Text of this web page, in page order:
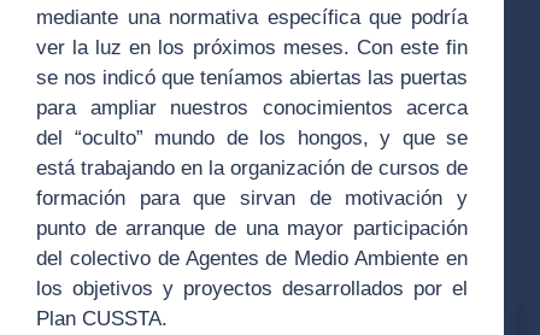
mediante una normativa específica que podría
ver la luz en los próximos meses. Con este fin
se nos indicó que teníamos abiertas las puertas
para ampliar nuestros conocimientos acerca
del “oculto” mundo de los hongos, y que se
está trabajando en la organización de cursos de
formación para que sirvan de motivación y
punto de arranque de una mayor participación
del colectivo de Agentes de Medio Ambiente en
los objetivos y proyectos desarrollados por el
Plan CUSSTA.